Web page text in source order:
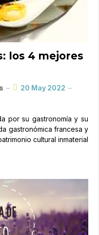
los 4 mejores
20 May 2022
por su gastronomía y su
gastronómica francesa y
cultural inmaterial